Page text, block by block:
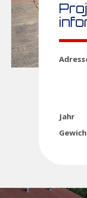
Jahr